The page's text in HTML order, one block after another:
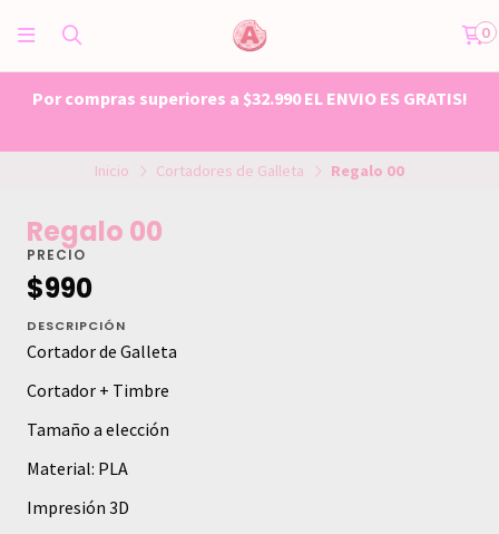
0
Por compras superiores a $32.990 EL ENVIO ES GRATIS!
Inicio Cortadores de Galleta Regalo 00
Regalo 00
PRECIO
$990
DESCRIPCIÓN
Cortador de Galleta
Cortador + Timbre
Tamaño a elección
Material: PLA
Impresión 3D